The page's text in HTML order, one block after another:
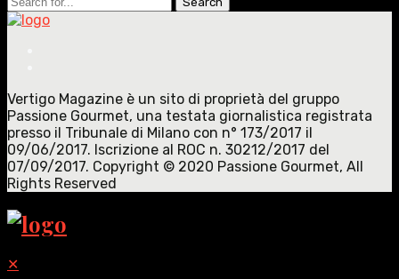
for:
Vertigo Magazine è un sito di proprietà del gruppo
Passione Gourmet, una testata giornalistica registrata
presso il Tribunale di Milano con n° 173/2017 il
09/06/2017. Iscrizione al ROC n. 30212/2017 del
07/09/2017. Copyright © 2020 Passione Gourmet, All
Rights Reserved
✕